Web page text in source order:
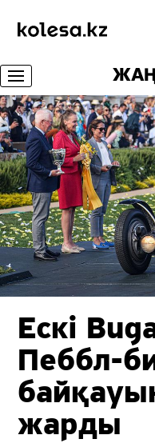
Ескі
Пеббл-
жарды